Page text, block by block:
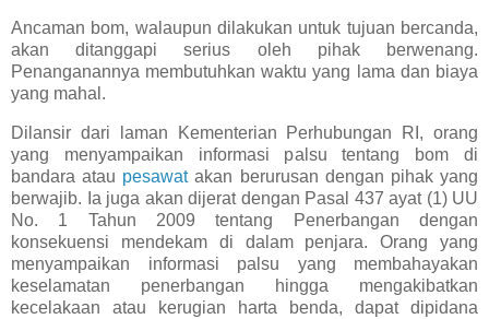
Ancaman bom, walaupun dilakukan untuk tujuan bercanda,
akan ditanggapi serius oleh pihak berwenang.
Penanganannya membutuhkan waktu yang lama dan biaya
yang mahal.
Dilansir dari laman Kementerian Perhubungan RI, orang
yang menyampaikan informasi palsu tentang bom di
bandara atau pesawatakan berurusan dengan pihak yang
berwajib. Ia juga akan dijerat dengan Pasal 437 ayat (1) UU
No. 1 Tahun 2009 tentang Penerbangan dengan
konsekuensi mendekam di dalam penjara. Orang yang
menyampaikan informasi palsu yang membahayakan
keselamatan penerbangan hingga mengakibatkan
kecelakaan atau kerugian harta benda, dapat dipidana